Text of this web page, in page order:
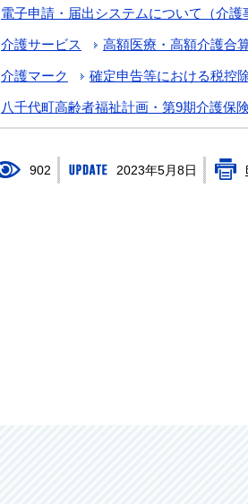
電子申請・届出システムについて（介護
介護サービス 高額医療・高額介護合
介護マーク 確定申告等における税控
八千代町高齢者福祉計画・第9期介護保
902 2023年5月8日